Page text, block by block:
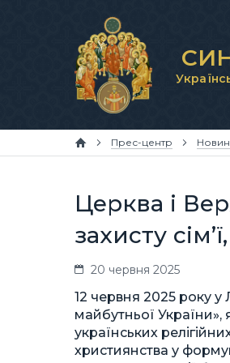
Прес-центр
Церква і
захисту
20 червня 2025
12 червня 2025 року у
майбутньої України»,
українських
християнства у